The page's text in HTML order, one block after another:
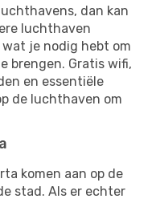
dan kan
luchthaven
je nodig hebt om
brengen. Gratis wifi,
en essentiële
de luchthaven om
komen aan op de
stad. Als er echter